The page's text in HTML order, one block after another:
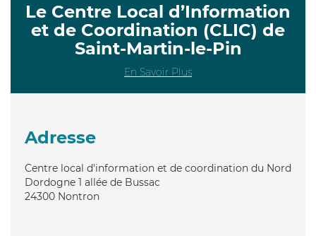
Le Centre Local d’Information
et de Coordination (CLIC) de
Saint-Martin-le-Pin
En Savoir Plus
Adresse
Centre local d'information et de coordination du Nord
Dordogne 1 allée de Bussac
24300 Nontron